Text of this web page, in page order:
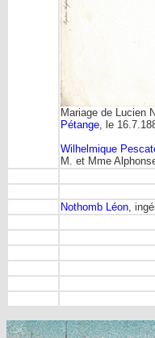
Mariage de Lucien
Pétange, le
Wilhelmique
M. et Mme
Nothomb Léon,